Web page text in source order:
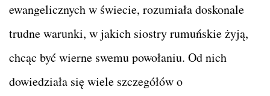
ewangelicznych w świecie, rozumiała doskonale
trudne warunki, w jakich siostry rumuńskie żyją,
chcąc być wierne swemu powołaniu. Od nich
dowiedziała się wiele szczegółów o